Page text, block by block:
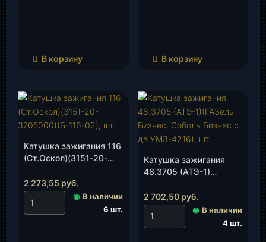
В корзину В корзину
Катушка зажигания 116
(Ст.Оскол)(3151-20-
шт.
2 273,55 руб.
◉ В наличии
6 шт.
Катушка зажигания
48.3705 (АТЭ-1)
Бизнес с дв.УМЗ-4216),
шт.
2 702,50 руб.
◉ В наличии
4 шт.